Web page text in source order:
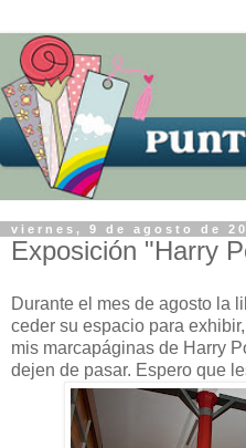
viernes, 9 de agosto de
Exposición "Harry
Durante el mes de agosto la
ceder su espacio para
mis marcapáginas de Harry
dejen de pasar. Espero que